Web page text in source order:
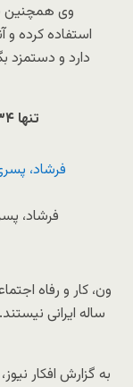
وی همچنین
استفاده کرده و
دارد و دستمزد
تنها ۳۴ درصد کودکان کار در ایران درس می‌خوانند
فرشاد،
ساله ایرانی
به گزارش افکار